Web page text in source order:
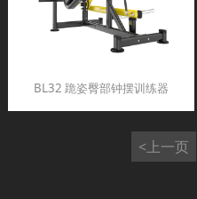
BL32 跪姿臀部钟摆训练器
<上一页